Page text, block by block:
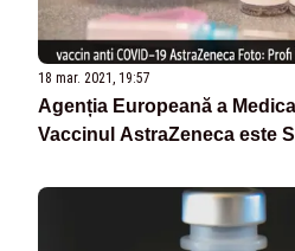
18 mar. 2021, 19:57
Agenția Europeană a
Vaccinul AstraZeneca este